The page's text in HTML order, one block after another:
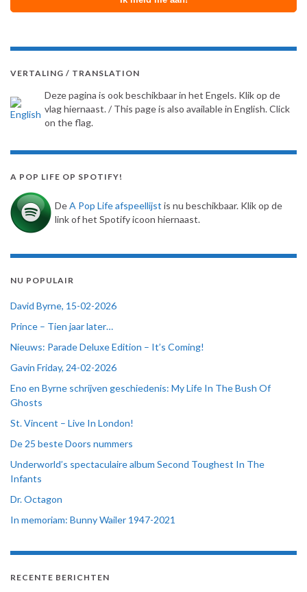
VERTALING / TRANSLATION
Deze pagina is ook beschikbaar in het Engels. Klik op de
vlag hiernaast. / This page is also available in English. Click
on the flag.
A POP LIFE OP SPOTIFY!
DeA Pop Life afspeellijst is nu beschikbaar. Klik op de
link of het Spotify icoon hiernaast.
NU POPULAIR
David Byrne, 15-02-2026
Prince – Tien jaar later…
Nieuws: Parade Deluxe Edition – It’s Coming!
Gavin Friday, 24-02-2026
Eno en Byrne schrijven geschiedenis: My Life In The Bush Of
Ghosts
St. Vincent – Live In London!
De 25 beste Doors nummers
Underworld’s spectaculaire album Second Toughest In The
Infants
Dr. Octagon
In memoriam: Bunny Wailer 1947-2021
RECENTE BERICHTEN